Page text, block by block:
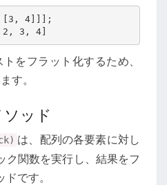
[3, 4]]];
3, 4]
をフラット化するため、
す。
ッド
は、配列の各要素に対し
ク関数を実行し、結果をフ
です。